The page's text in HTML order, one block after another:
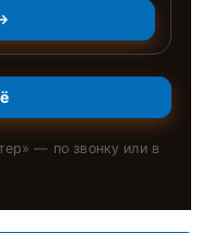
» — по звонку или в